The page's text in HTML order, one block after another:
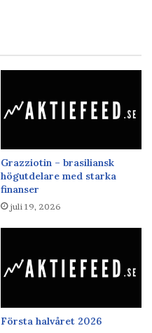
Grazziotin – brasiliansk
högutdelare med starka
finanser
juli 19, 2026
Första halvåret 2026